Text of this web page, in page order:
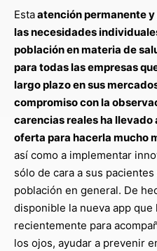
Estaatención permanente
las necesidades
población en materia de
para todas las empresas
largo plazo en sus
compromiso con la
carencias reales ha llevado
oferta para hacerla mucho
así como a implementar
sólo de cara a sus
población en general. De
disponible la nueva app
recientemente para
los ojos, ayudar a prevenir